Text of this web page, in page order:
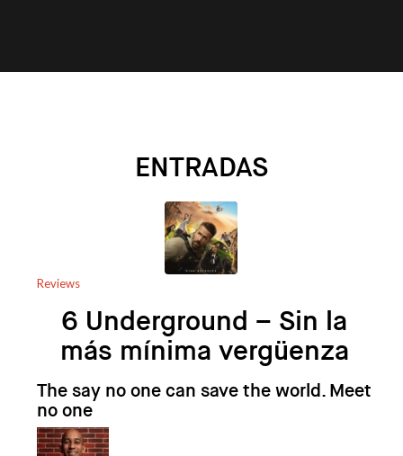
ENTRADAS
Reviews
6 Underground – Sin la
más mínima vergüenza
The say no one can save the world. Meet
no one